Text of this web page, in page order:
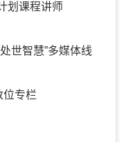
划课程讲师
世智慧”多媒体线
位专栏